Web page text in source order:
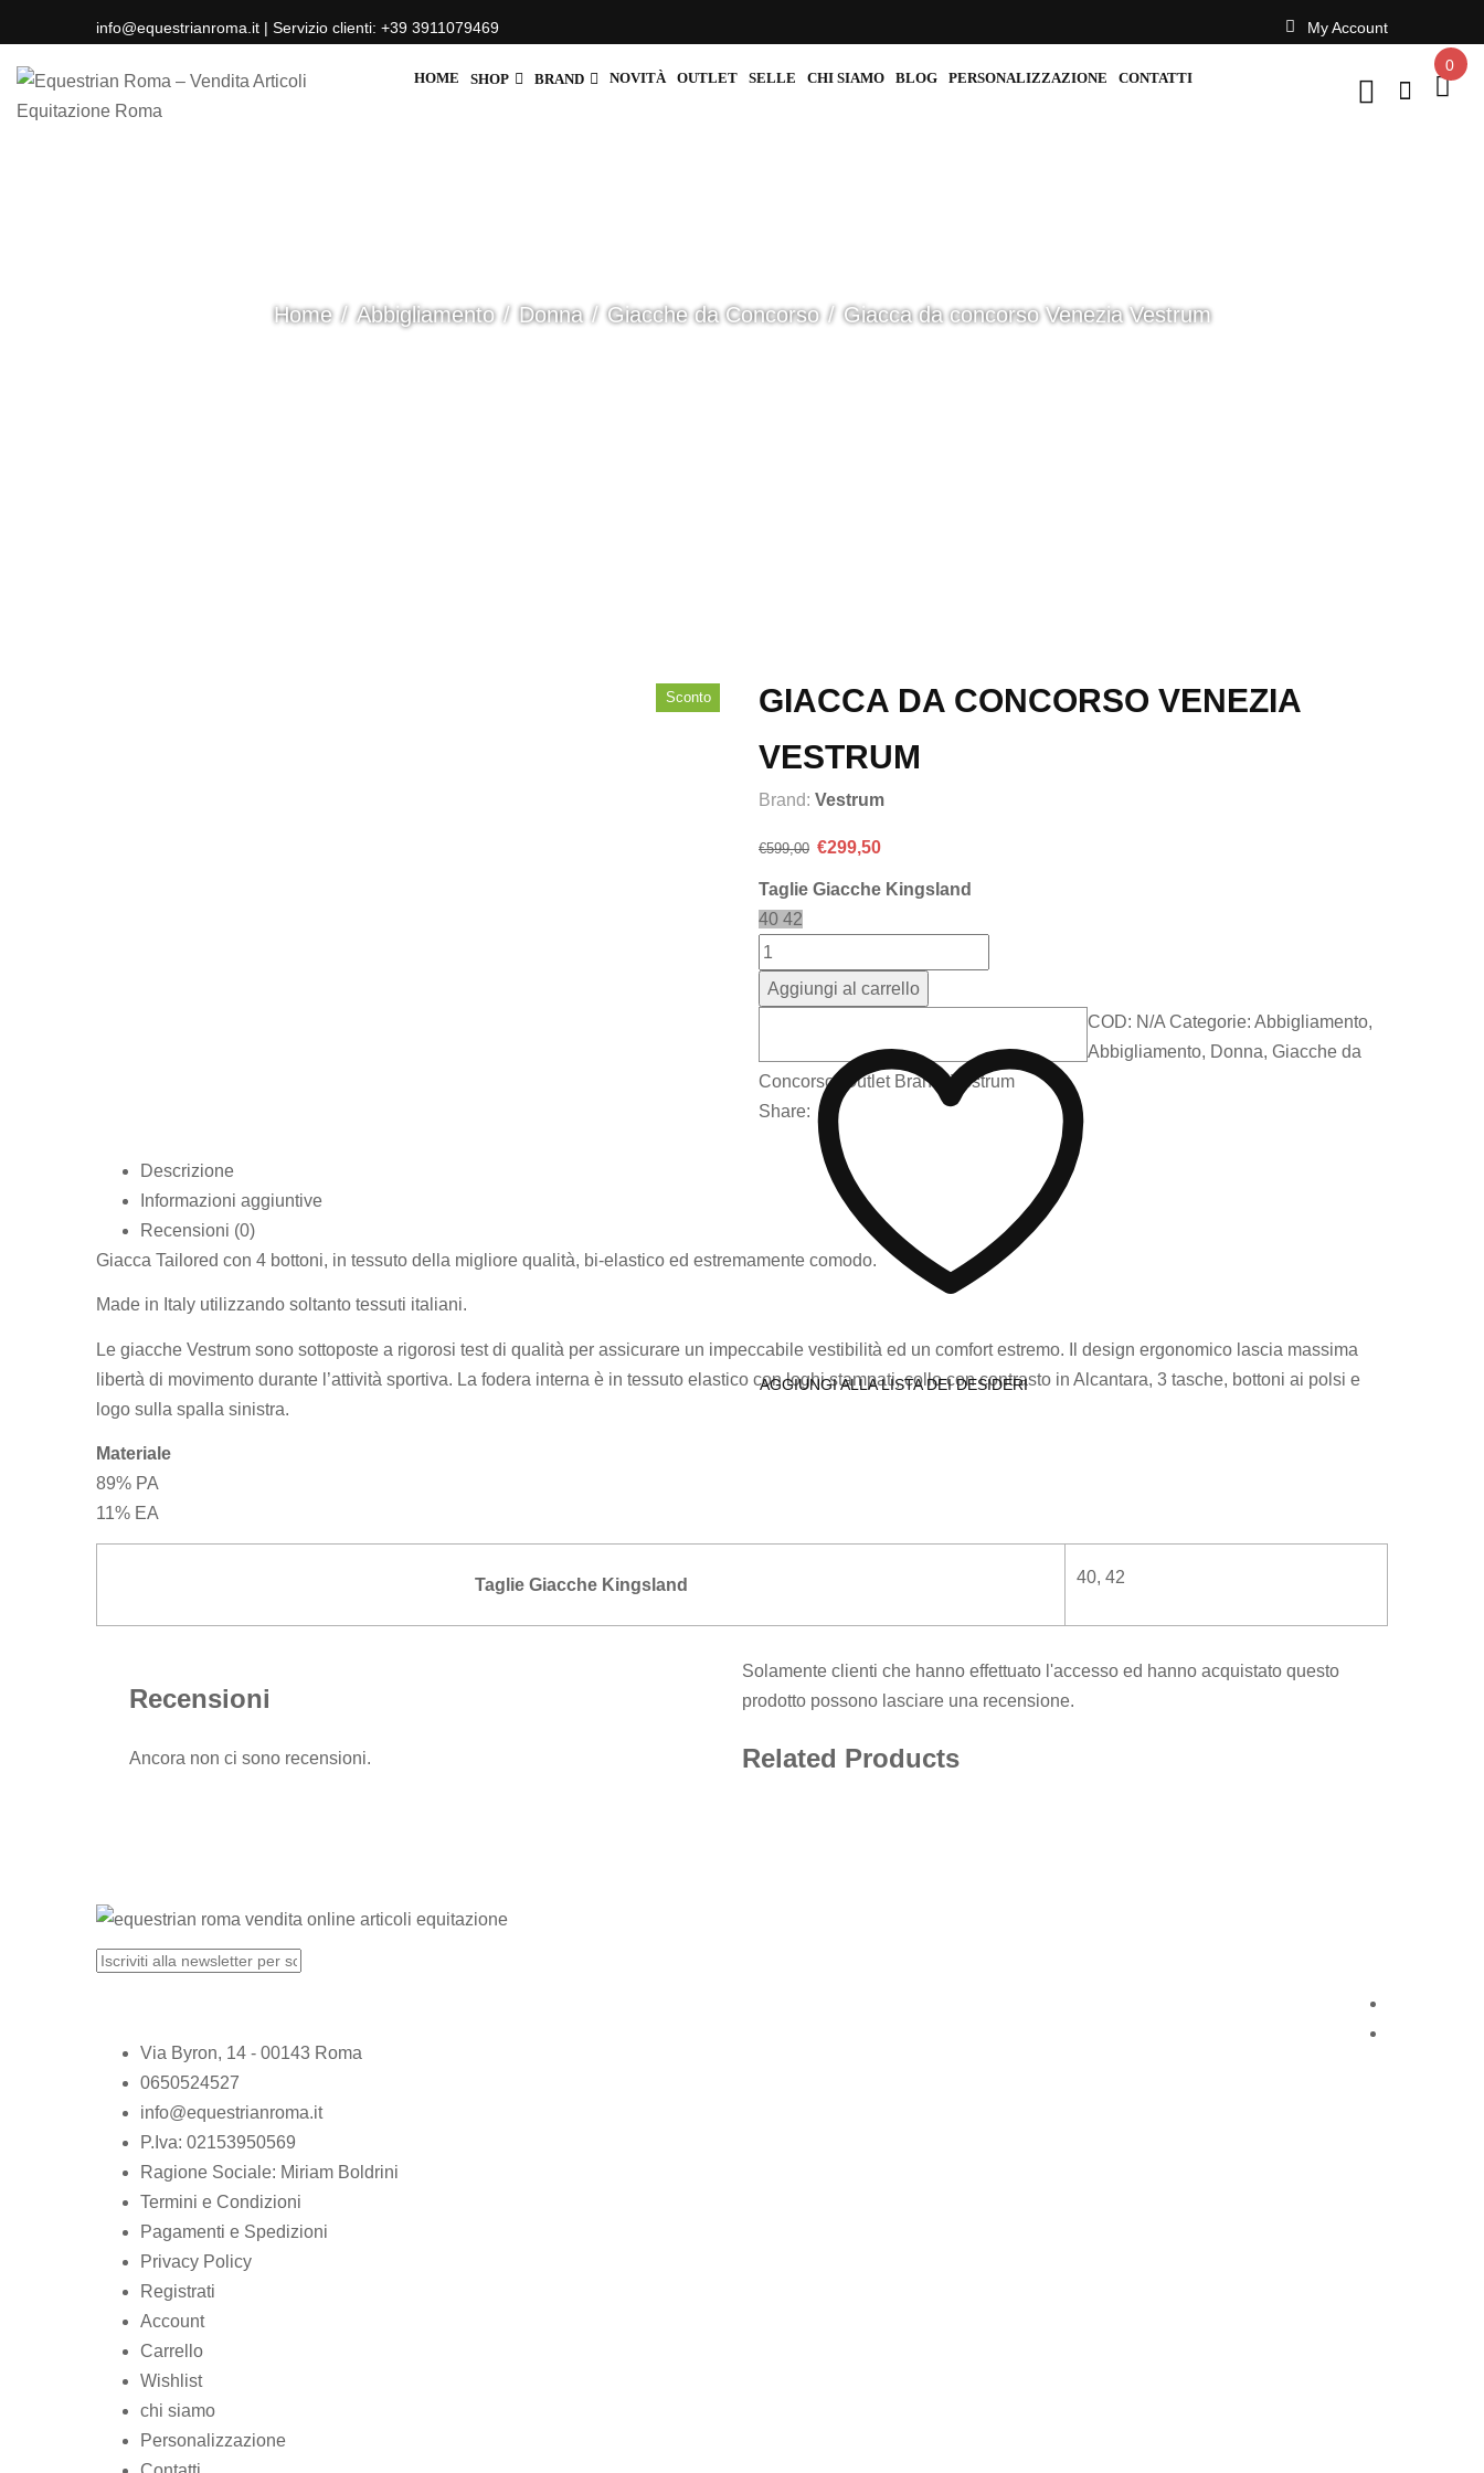
info@equestrianroma.it | Servizio clienti: +39 3911079469 My Account
HOME SHOP BRAND NOVITÀ OUTLET SELLE CHI SIAMO BLOG PERSONALIZZAZIONE CONTATTI
0
Home Abbigliamento Donna Giacche da Concorso Giacca da concorso Venezia Vestrum
Sconto
GIACCA DA CONCORSO VENEZIA
VESTRUM
Brand: Vestrum
€599,00 Il
originale
€299,50Il
attuale
Taglie Giacche Kingsland
40 42
Aggiungi al carrello
AGGIUNGI ALLA LISTA DEI DESIDERI
COD: N/A Categorie: Abbigliamento,
Abbigliamento, Donna, Giacche da
Concorso, Outlet Brand:Vestrum
Share:
Descrizione
Informazioni aggiuntive
Recensioni (0)
Giacca Tailored con 4 bottoni, in tessuto della migliore qualità, bi-elastico ed estremamente comodo.
Made in Italy utilizzando soltanto tessuti italiani.
Le giacche Vestrum sono sottoposte a rigorosi test di qualità per assicurare un impeccabile vestibilità ed un comfort estremo. Il design ergonomico lascia massima
libertà di movimento durante l’attività sportiva. La fodera interna è in tessuto elastico con loghi stampati, collo con contrasto in Alcantara, 3 tasche, bottoni ai polsi e
logo sulla spalla sinistra.
Materiale
89% PA
11% EA
Taglie Giacche Kingsland 40, 42
Recensioni
Ancora non ci sono recensioni.
Solamente clienti che hanno effettuato l'accesso ed hanno acquistato questo
prodotto possono lasciare una recensione.
Related Products
Via Byron, 14 - 00143 Roma
0650524527
info@equestrianroma.it
P.Iva: 02153950569
Ragione Sociale: Miriam Boldrini
Termini e Condizioni
Pagamenti e Spedizioni
Privacy Policy
Registrati
Account
Carrello
Wishlist
chi siamo
Personalizzazione